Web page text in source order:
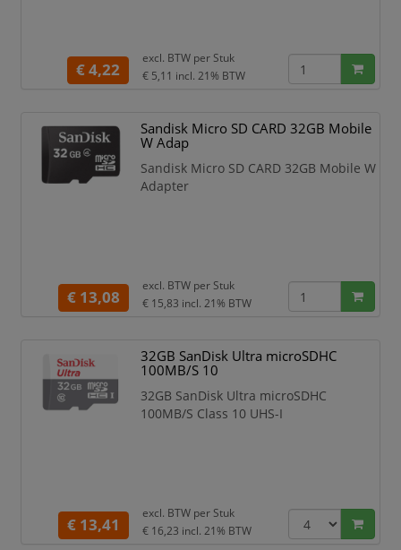
€ 4,22
excl. BTW per Stuk
€ 5,11 incl. 21% BTW
Sandisk Micro SD CARD 32GB Mobile
W Adap
Sandisk Micro SD CARD 32GB Mobile W
Adapter
€ 13,08
excl. BTW per Stuk
€ 15,83 incl. 21% BTW
32GB SanDisk Ultra microSDHC
100MB/S 10
32GB SanDisk Ultra microSDHC
100MB/S Class 10 UHS-I
€ 13,41
excl. BTW per Stuk
€ 16,23 incl. 21% BTW